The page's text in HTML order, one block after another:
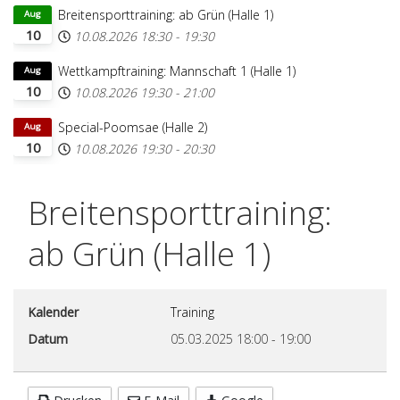
10
Aug
Breitensporttraining: ab Grün (Halle 1)
10.08.2026 18:30 - 19:30
10
Aug
Wettkampftraining: Mannschaft 1 (Halle 1)
10.08.2026 19:30 - 21:00
10
Aug
Special-Poomsae (Halle 2)
10.08.2026 19:30 - 20:30
Breitensporttraining:
ab Grün (Halle 1)
Kalender
Training
Datum
05.03.2025 18:00 - 19:00